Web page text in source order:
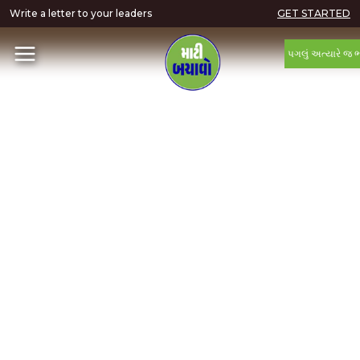
Write a letter to your leaders GET STARTED
પગલું અત્યારે જ